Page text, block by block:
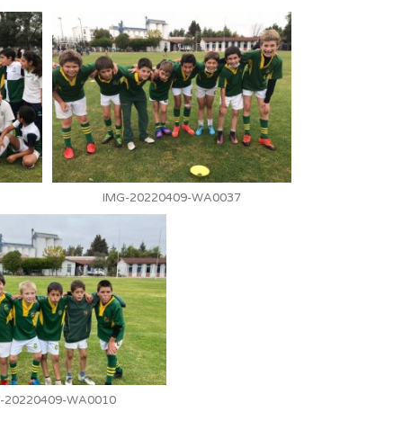
IMG-20220409-WA0037
20220409-WA0010